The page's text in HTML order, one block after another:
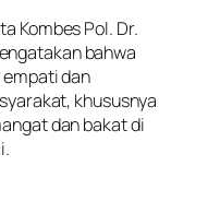
Kombes Pol. Dr.
bahwa
dan
khususnya
dan bakat di